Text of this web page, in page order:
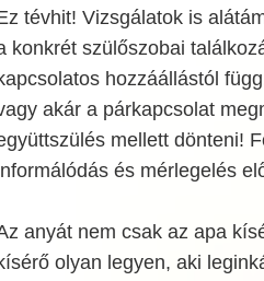
tévhit! Vizsgálatok is
konkrét szülőszobai
hozzáállástól
akár a párkapcsolat
mellett dönteni!
és mérlegelés
anyát nem csak az apa
olyan legyen, aki